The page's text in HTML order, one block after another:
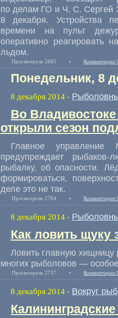
по делам ГО и Ч. С. Сергей
8 декабря. Устройства
времени на пульт
оперативно реагировать
льдом.
Просмотрели 2685 • Комментарии
Понедельник, 8
8 декабря 2014 -
Во
открыли сезон
Главное
предупреждает рыбаков-
рыбалку, об опасности.
формироваться,
деле это не так.
Просмотрели 2764 • Комментарии
8 декабря 2014 -
Как ловить щуку
Ловить главную хищницу
многих рыболовов —
Просмотрели 2737 • Комментарии
8 декабря 2014 - Вокруг